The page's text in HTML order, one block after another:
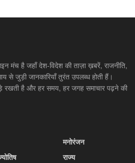
है जहाँ देश-विदेश की ताज़ा ख़बरें, राजनीति,
जुड़ी जानकारियाँ तुरंत उपलब्ध होती हैं।
रखती है और हर समय, हर जगह समाचार पढ़ने की
मनोरंजन
राज्य